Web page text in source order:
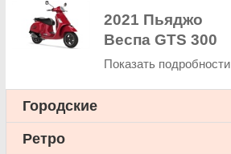
2021 Пьяджо
Веспа GTS 300
Показать подробности
Городские
Ретро